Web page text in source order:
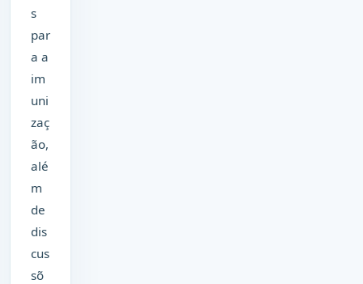
s
par
a a
im
uni
zaç
ão,
alé
m
de
dis
cus
sõ